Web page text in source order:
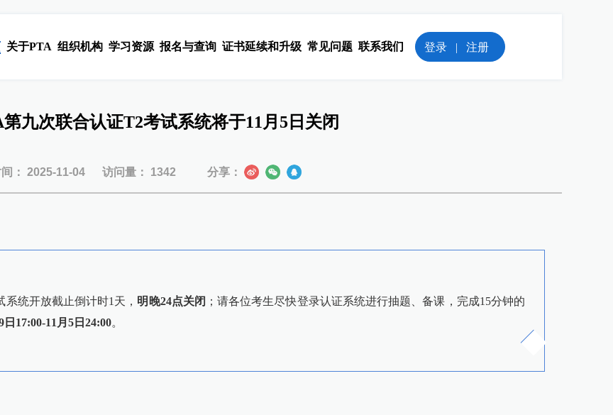
关于PTA 组织机构 学习资源 报名与查询 证书延续和升级 常见问题 联系我们 登录 | 注册
第九次联合认证T2考试系统将于11月5日关闭
： 2025-11-04 访问量： 1342 分享：
统开放截止倒计时1天， 明晚24点关闭 ；请各位考生尽快登录认证系统进行抽题、备课，完成15分钟的
日17:00-11月5日24:00。